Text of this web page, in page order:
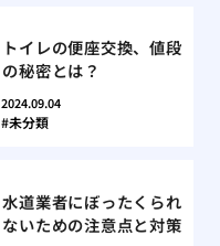
トイレの便座交換、値段
の秘密とは？
2024.09.04
未分類
水道業者にぼったくられ
ないための注意点と対策